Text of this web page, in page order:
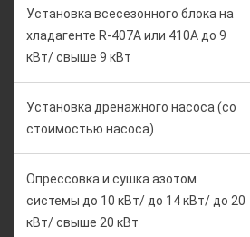
Установка всесезонного блока на
хладагенте R-407А или 410А до 9
кВт/ свыше 9 кВт
Установка дренажного насоса (со
стоимостью насоса)
Опрессовка и сушка азотом
системы до 10 кВт/ до 14 кВт/ до 20
кВт/ свыше 20 кВт